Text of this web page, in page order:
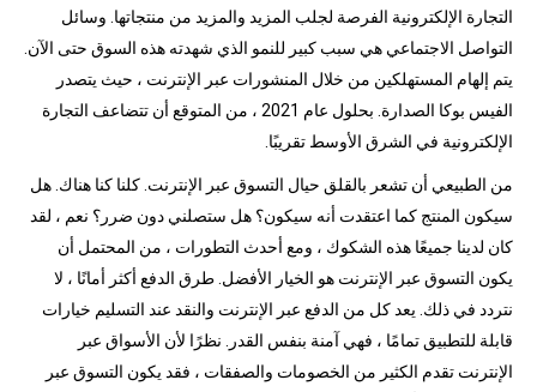
التجارة الإلكترونية الفرصة لجلب المزيد والمزيد من منتجاتها. وسائل
التواصل الاجتماعي هي سبب كبير للنمو الذي شهدته هذه السوق حتى الآن.
يتم إلهام المستهلكين من خلال المنشورات عبر الإنترنت ، حيث يتصدر
الفيس بوكا الصدارة. بحلول عام 2021 ، من المتوقع أن تتضاعف التجارة
الإلكترونية في الشرق الأوسط تقريبًا.
من الطبيعي أن تشعر بالقلق حيال التسوق عبر الإنترنت. كلنا كنا هناك. هل
سيكون المنتج كما اعتقدت أنه سيكون؟ هل ستصلني دون ضرر؟ نعم ، لقد
كان لدينا جميعًا هذه الشكوك ، ومع أحدث التطورات ، من المحتمل أن
يكون التسوق عبر الإنترنت هو الخيار الأفضل. طرق الدفع أكثر أمانًا ، لا
نتردد في ذلك. يعد كل من الدفع عبر الإنترنت والنقد عند التسليم خيارات
قابلة للتطبيق تمامًا ، فهي آمنة بنفس القدر. نظرًا لأن الأسواق عبر
الإنترنت تقدم الكثير من الخصومات والصفقات ، فقد يكون التسوق عبر